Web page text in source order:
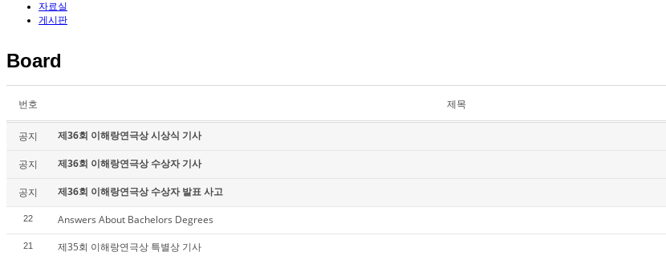
자료실
게시판
Board
번호 제목
공지 제36회 이해랑연극상 시상식 기사
공지 제36회 이해랑연극상 수상자 기사
공지 제36회 이해랑연극상 수상자 발표 사고
22 Answers About Bachelors Degrees
21 제35회 이해랑연극상 특별상 기사